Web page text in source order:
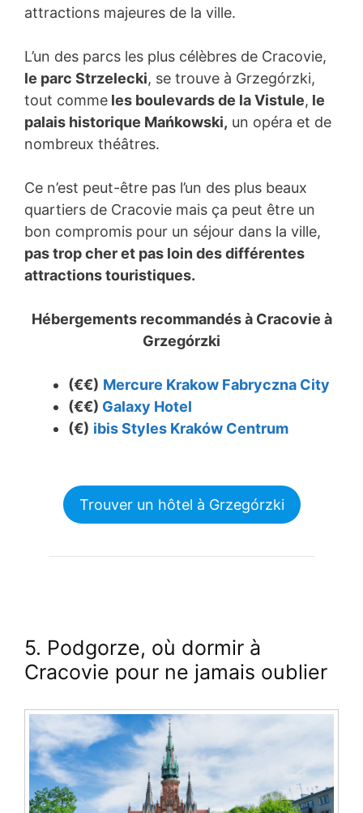
attractions majeures de la ville.
L’un des parcs les plus célèbres de Cracovie,
le parc Strzelecki, se trouve à Grzegórzki,
tout comme les boulevards de la Vistule, le
palais historique Mańkowski, un opéra et de
nombreux théâtres.
Ce n’est peut-être pas l’un des plus beaux
quartiers de Cracovie mais ça peut être un
bon compromis pour un séjour dans la ville,
pas trop cher et pas loin des différentes
attractions touristiques.
Hébergements recommandés à Cracovie à
Grzegórzki
(€€) Mercure Krakow Fabryczna City
(€€) Galaxy Hotel
(€) ibis Styles Kraków Centrum
Trouver un hôtel à Grzegórzki
5. Podgorze, où dormir à
Cracovie pour ne jamais oublier